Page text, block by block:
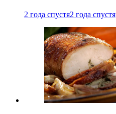
2 года спустя2 года спустя